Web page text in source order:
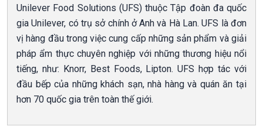
Unilever Food Solutions (UFS) thuộc Tập đoàn đa quốc
gia Unilever, có trụ sở chính ở Anh và Hà Lan. UFS là đơn
vị hàng đầu trong việc cung cấp những sản phẩm và giải
pháp ẩm thực chuyên nghiệp với những thương hiệu nổi
tiếng, như: Knorr, Best Foods, Lipton. UFS hợp tác với
đầu bếp của những khách sạn, nhà hàng và quán ăn tại
hơn 70 quốc gia trên toàn thế giới.